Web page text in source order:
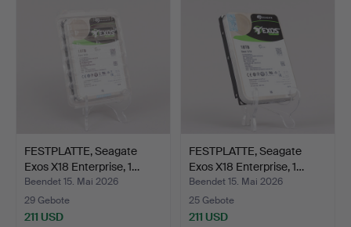
FESTPLATTE, Seagate
Exos X18 Enterprise, 1…
Beendet 15. Mai 2026
29 Gebote
211 USD
FESTPLATTE, Seagate
Exos X18 Enterprise, 1…
Beendet 15. Mai 2026
25 Gebote
211 USD